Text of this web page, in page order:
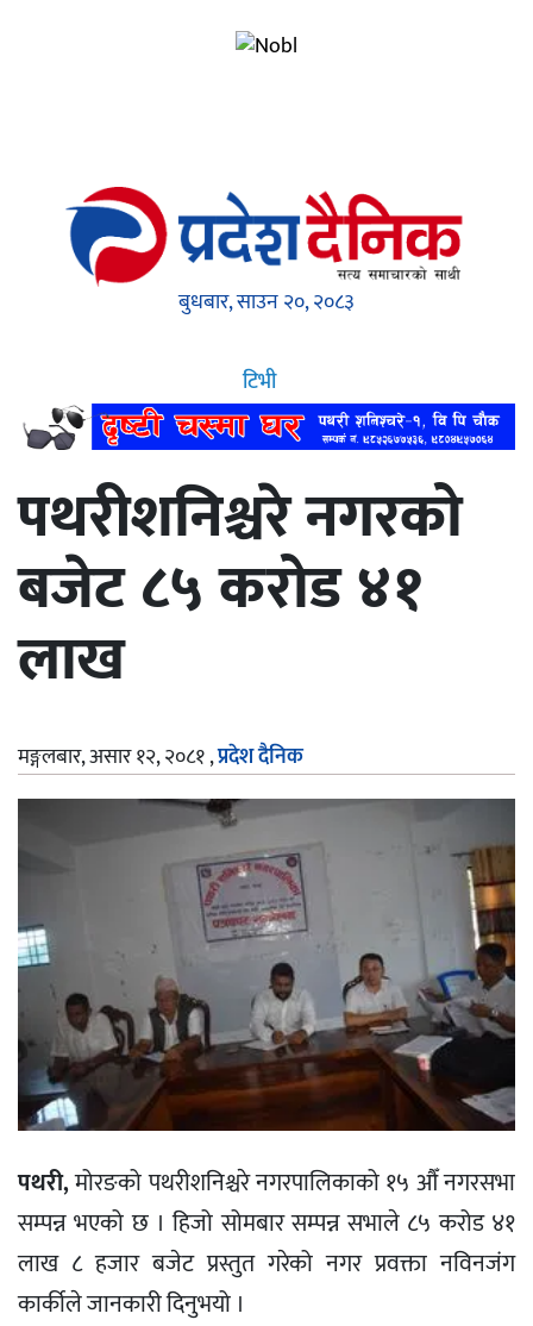
बुधबार, साउन २०, २०८३
टिभी
पथरीशनिश्चरे नगरको
बजेट ८५ करोड ४१
लाख
मङ्गलबार, असार १२, २०८१,प्रदेश दैनिक
पथरी,मोरङको पथरीशनिश्चरे नगरपालिकाको १५ औँ नगरसभा
सम्पन्न भएको छ । हिजो सोमबार सम्पन्न सभाले ८५ करोड ४१
लाख ८ हजार बजेट प्रस्तुत गरेको नगर प्रवक्ता नविनजंग
कार्कीले जानकारी दिनुभयो ।